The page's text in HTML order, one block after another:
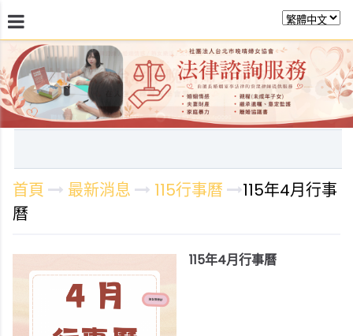
最新消息 關於晚晴 日常服務 課程活動
首頁 最新消息 115行事曆
115年4月行事
曆
115年4月行事曆